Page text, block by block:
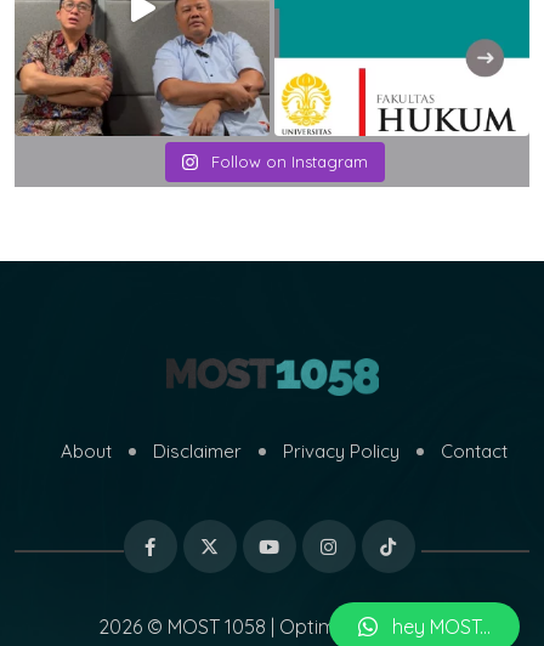
Follow on Instagram
About Disclaimer Privacy Policy Contact
2026 © MOST 1058 | Optimized byMARI
hey MOST...